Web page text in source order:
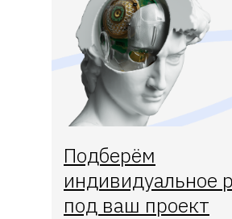
Подберём
индивидуальное
под ваш проект